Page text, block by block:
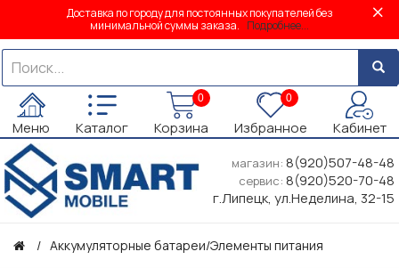
Доставка по городу для постоянных покупателей без
минимальной суммы заказа. Подробнее...
Меню Каталог
0
Корзина
0
Избранное Кабинет
магазин: 8(920)507-48-48
сервис: 8(920)520-70-48
г.Липецк, ул.Неделина, 32-15
Аккумуляторные батареи/Элементы питания